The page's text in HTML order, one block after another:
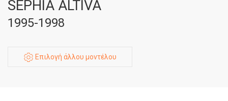
SEPHIA ALTIVA
1995-1998
Επιλογή άλλου μοντέλου